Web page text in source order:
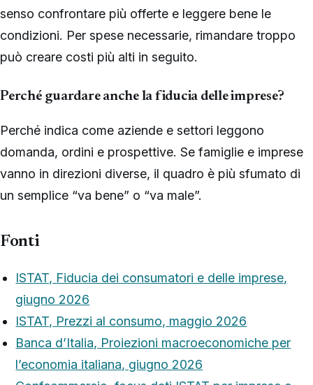
senso confrontare più offerte e leggere bene le
condizioni. Per spese necessarie, rimandare troppo
può creare costi più alti in seguito.
Perché guardare anche la fiducia delle imprese?
Perché indica come aziende e settori leggono
domanda, ordini e prospettive. Se famiglie e imprese
vanno in direzioni diverse, il quadro è più sfumato di
un semplice “va bene” o “va male”.
Fonti
ISTAT, Fiducia dei consumatori e delle imprese,
giugno 2026
ISTAT, Prezzi al consumo, maggio 2026
Banca d’Italia, Proiezioni macroeconomiche per
l’economia italiana, giugno 2026